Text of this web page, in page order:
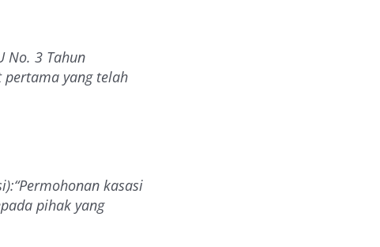
No. 3 Tahun
pertama yang telah
“Permohonan kasasi
pihak yang